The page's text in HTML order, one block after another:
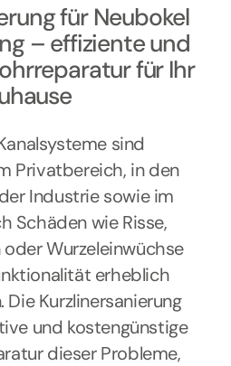
für Neubokel
– effiziente und
für Ihr
sind
Privatbereich, in den
Industrie sowie im
Schäden wie Risse,
Wurzeleinwüchse
erheblich
Kurzlinersanierung
und kostengünstige
dieser Probleme,